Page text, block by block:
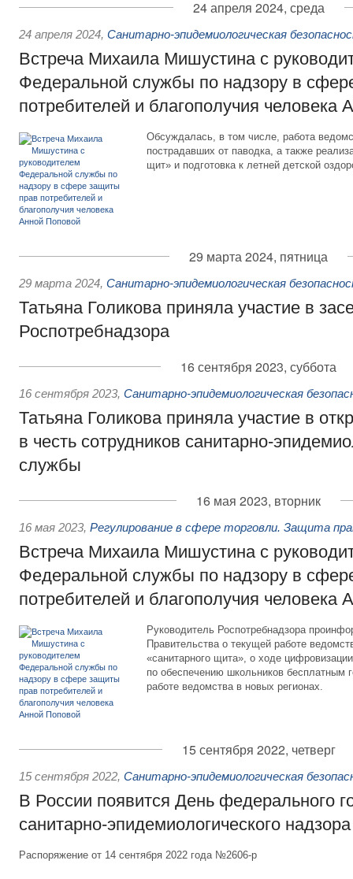
24 апреля 2024, среда
24 апреля 2024, Санитарно-эпидемиологическая
Встреча Михаила Мишустина с
Федеральной службы по надзору в
потребителей и благополучия человека
Обсуждалась, в том числе, работа
пострадавших от паводка, а также
щит» и подготовка к летней детской
29 марта 2024, пятница
29 марта 2024, Санитарно-эпидемиологическая
Татьяна Голикова приняла участие в
Роспотребнадзора
16 сентября 2023, суббота
16 сентября 2023, Санитарно-эпидемиологическая
Татьяна Голикова приняла участие в
в честь сотрудников санитарно-
службы
16 мая 2023, вторник
16 мая 2023, Регулирование в сфере торговли. Защита
Встреча Михаила Мишустина с
Федеральной службы по надзору в
потребителей и благополучия человека
Руководитель Роспотребнадзора
Правительства о текущей работе
«санитарного щита», о ходе
по обеспечению школьников бесплатным
работе ведомства в новых регионах.
15 сентября 2022, четверг
15 сентября 2022, Санитарно-эпидемиологическая
В России появится День федерального
санитарно-эпидемиологического надзора
Распоряжение от 14 сентября 2022 года №2606-р